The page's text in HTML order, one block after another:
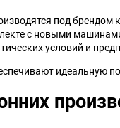
под брендом
с новыми
условий и
идеальную